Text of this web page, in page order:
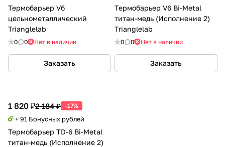
Термобарьер V6
цельнометаллический
Trianglelab
0 0 Нет в наличии
Заказать
Термобарьер V6 Bi-Metal
титан-медь (Исполнение 2)
Trianglelab
0 0 Нет в наличии
Заказать
1 820 ₽2 184 ₽ -17%
+ 91 Бонусных рублей
Термобарьер TD-6 Bi-Metal
титан-медь (Исполнение 2)